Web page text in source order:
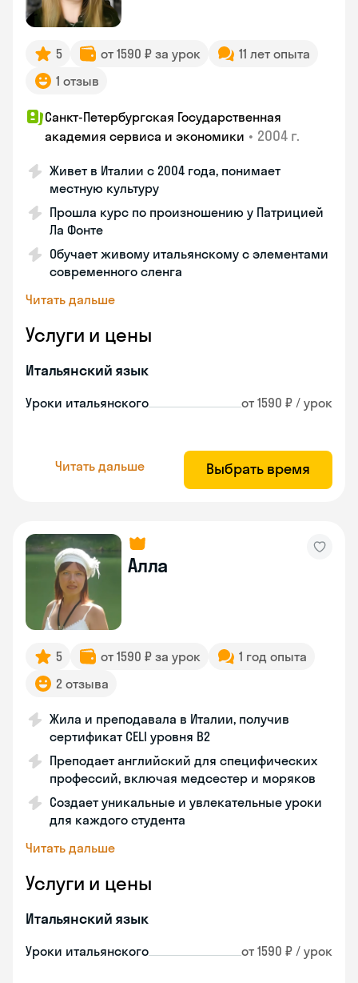
5 от 1590 ₽ за урок
11 лет опыта
1 отзыв
Санкт-Петербургская Государственная
академия сервиса и экономики • 2004 г.
Живет в Италии с 2004 года, понимает
местную культуру
Прошла курс по произношению у Патрицией
Ла Фонте
Обучает живому итальянскому с элементами
современного сленга
Читать дальше
Услуги и цены
Итальянский язык
Уроки итальянского от 1590 ₽ / урок
Читать дальше Выбрать время
Алла
5 от 1590 ₽ за урок
1 год опыта
2 отзыва
Жила и преподавала в Италии, получив
сертификат CELI уровня В2
Преподает английский для специфических
профессий, включая медсестер и моряков
Создает уникальные и увлекательные уроки
для каждого студента
Читать дальше
Услуги и цены
Итальянский язык
Уроки итальянского от 1590 ₽ / урок